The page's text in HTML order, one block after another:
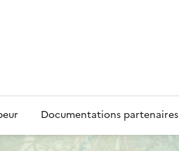
Documentations partenaires